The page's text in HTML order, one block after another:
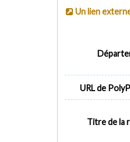
Un lien
URL de
Titre de la